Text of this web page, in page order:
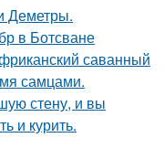
Деметры.
в Ботсване
саванный
самцами.
стену, и вы
и курить.